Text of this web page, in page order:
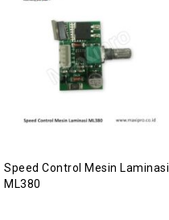
Speed Control Mesin Laminasi
ML380